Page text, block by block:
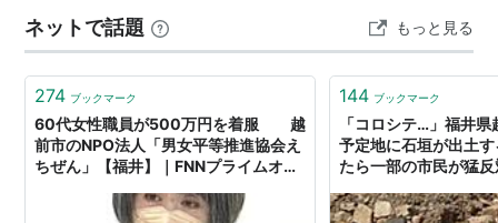
セミナー＋個別相談会。この組み合わせが、大変効果的
なのです。 「経営計画策定」については昨年と違う視点
も数多く取り…
ネットで話題 もっと見る
274 ブックマーク
60代女性職員が500万円を着服 越
前市のNPO法人「男女平等推進協会え
ちぜん」【福井】｜FNNプライムオン
144 ブックマーク
「コロシテ…」福井
予定地に石垣が出土
たら一部の市民が猛